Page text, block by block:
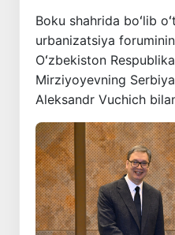
Boku shahrida boʻlib
urbanizatsiya
Oʻzbekiston
Mirziyoyevning
Aleksandr Vuchich